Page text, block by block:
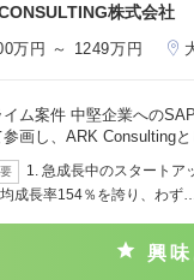
株式会社
万円 ～ 1249万円
イム案件 中堅企業への
参画し、ARK Consultingと
1. 急成長中のスタートア
成長率154％を誇り、わず…
興味